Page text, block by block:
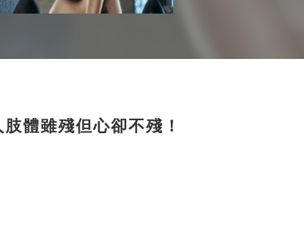
體雖殘但心卻不殘！